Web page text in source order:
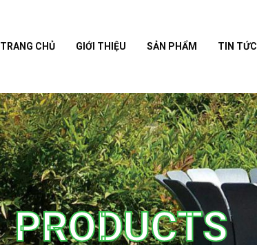
TRANG CHỦ GIỚI THIỆU SẢN PHẨM TIN TỨC
PRODUCTS